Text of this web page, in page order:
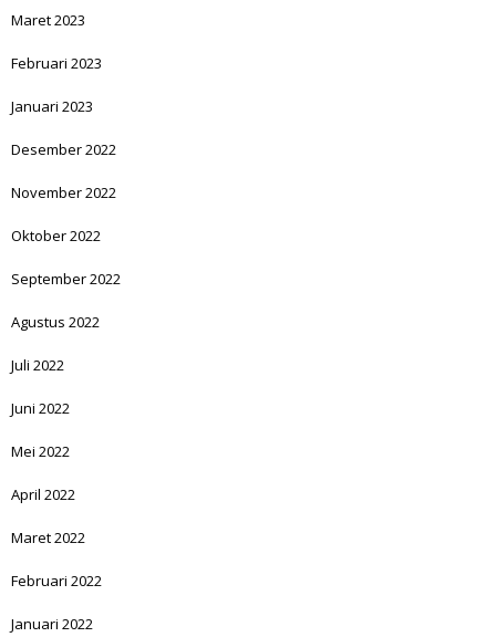
Maret 2023
Februari 2023
Januari 2023
Desember 2022
November 2022
Oktober 2022
September 2022
Agustus 2022
Juli 2022
Juni 2022
Mei 2022
April 2022
Maret 2022
Februari 2022
Januari 2022